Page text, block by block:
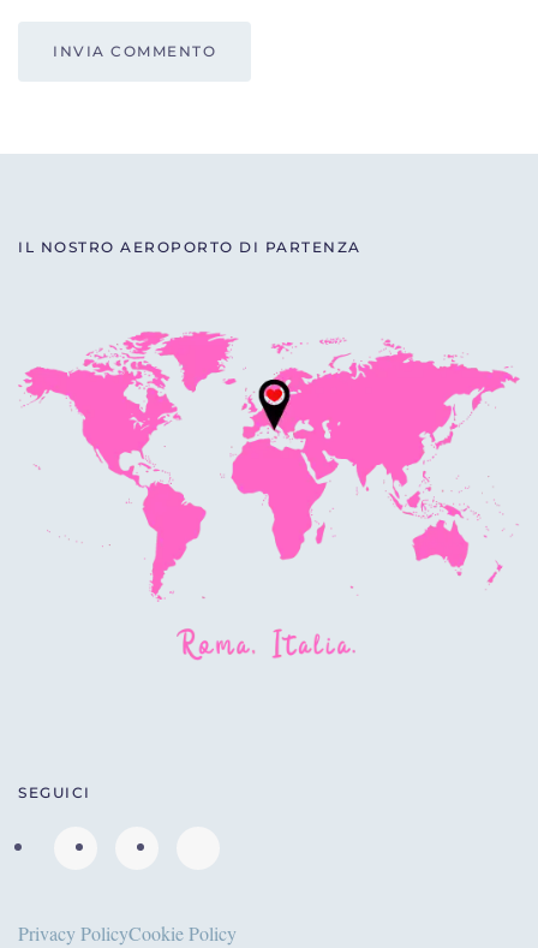
INVIA COMMENTO
IL NOSTRO AEROPORTO DI PARTENZA
SEGUICI
Privacy PolicyCookie Policy